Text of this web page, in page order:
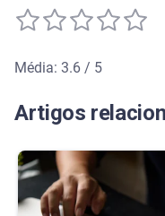
Média: 3.6 / 5
Artigos